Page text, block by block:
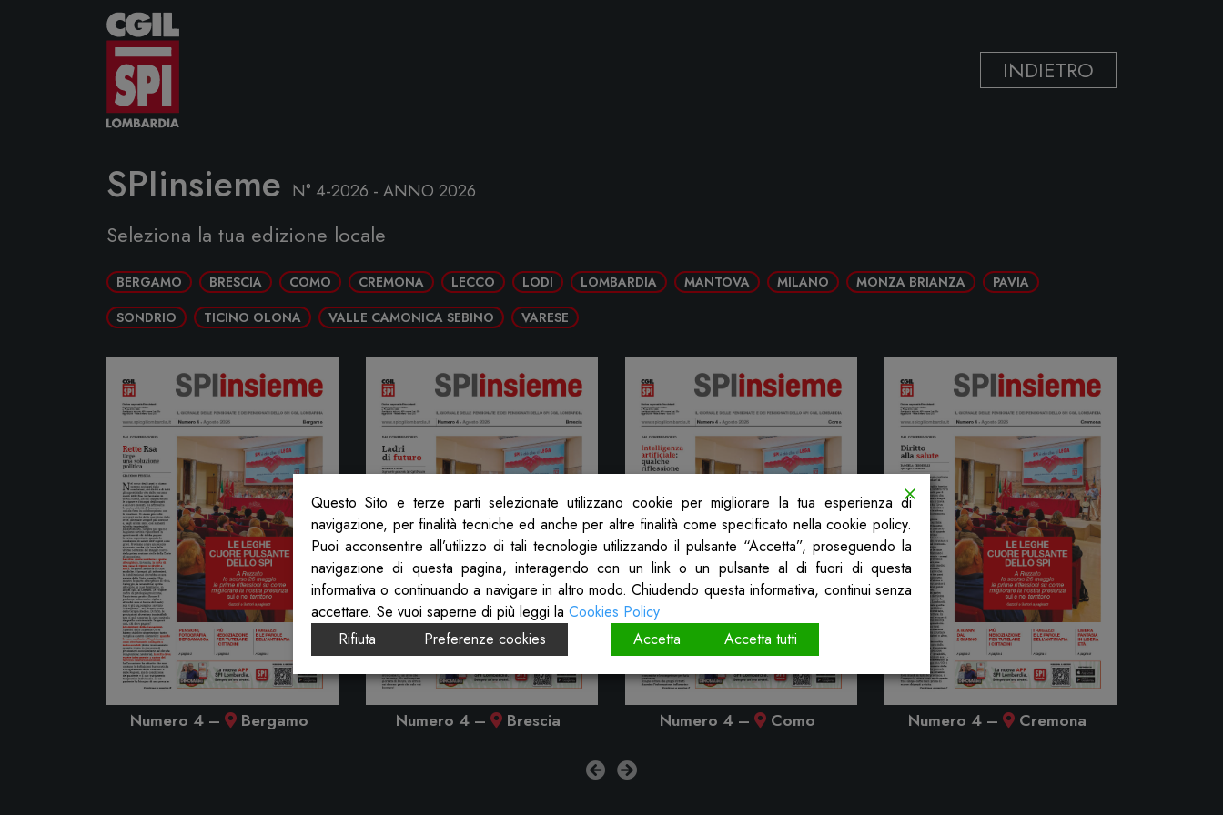
Vai al contenuto
INDIETRO
SPIinsieme N° 4-2026 - ANNO 2026
Seleziona la tua edizione locale
BERGAMO BRESCIA COMO CREMONA LECCO LODI LOMBARDIA MANTOVA MILANO MONZA BRIANZA
PAVIA
SONDRIO
TICINO OLONA VALLE CAMONICA SEBINO VARESE
Numero 4– Bergamo Numero 4 – Brescia Numero 4 – Como Numero 4– Cremona
Questo Sito e terze parti selezionate utilizzano cookie per migliorare la tua esperienza di
navigazione, per finalità tecniche ed anche per altre finalità come specificato nella cookie policy.
Puoi acconsentire all’utilizzo di tali tecnologie utilizzando il pulsante “Accetta”, proseguendo la
navigazione di questa pagina, interagendo con un link o un pulsante al di fuori di questa
informativa o continuando a navigare in altro modo. Chiudendo questa informativa, continui senza
accettare. Se vuoi saperne di più leggi la Cookies Policy
Rifiuta
Preferenze cookies Accetta Accetta tutti